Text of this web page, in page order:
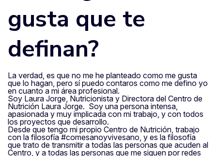
gusta que te
definan?
La verdad, es que no me he planteado como me gusta
que lo hagan, pero sí puedo contaros como me defino yo
en cuanto a mi área profesional.
Soy Laura Jorge, Nutricionista y Directora del Centro de
Nutrición Laura Jorge. Soy una persona intensa,
apasionada y muy implicada con mi trabajo, y con todos
los proyectos que desarrollo.
Desde que tengo mi propio Centro de Nutrición, trabajo
con la filosofía #comesanoyvivesano, y es la filosofía
que trato de transmitir a todas las personas que acuden al
Centro, y a todas las personas que me siguen por redes